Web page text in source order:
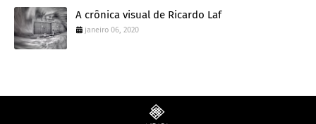
A crônica visual de Ricardo Laf
janeiro 06, 2020